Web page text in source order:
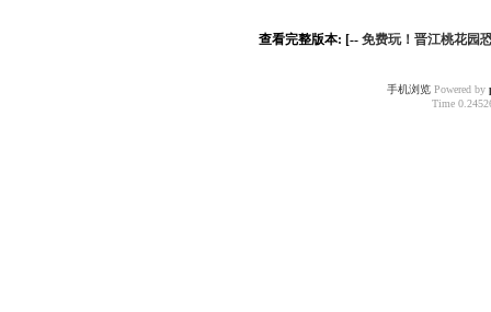
查看完整版本: [-- 免费玩！晋江桃花园
手机浏览Powered by
Time